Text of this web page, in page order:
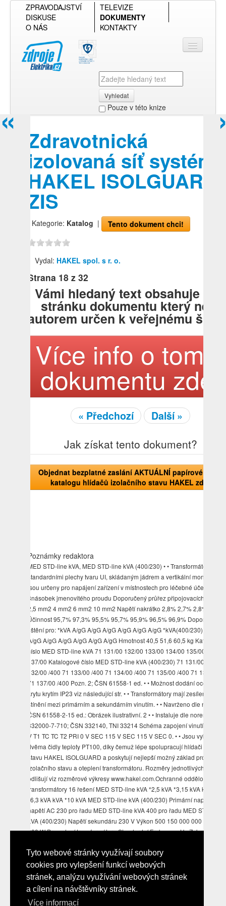
Tyto webové stránky využívají soubory
cookies pro vylepšení funkcí webových
stránek, analýzu využívání webových stránek
a cílení na návštěvníky stránek.
Více informací
ZPRAVODAJSTVÍ
TELEVIZE
DISKUSE
DOKUMENTY
O NÁS
KONTAKTY
Vyhledat
Pouze v této knize
Přehled podle firmy
Přehled podle obsahu
Zdravotnická
izolovaná síť systém
HAKEL ISOLGUARD
ZIS
| Kategorie: Katalog | Tento dokument chci!
Vydal: HAKEL spol. s r. o.
Strana 18z 32
«
Vámi hledaný text obsahuje tato
stránku dokumentu který není
autorem určen k veřejnému
Více info o tomto
dokumentu zde!
« Předchozí Další »
Jak získat tento dokument?
Objednat bezplatné zaslání AKTUÁLNÍ papírové verze
katalogu hlídačů izolačního stavu HAKEL zde!
Poznámky redaktora
MED STD-line kVA, MED STD-line kVA (400/230) • • Transformátory
standardními plechy tvaru UI, skládaným jádrem a vertikální montáží,
jsou určeny pro napájení zařízení v místnostech pro léčebné účely.
8násobek jmenovitého proudu Doporučený průřez připojovacích vodičů
2,5 mm2 4 mm2 6 mm2 10 mm2 Napětí nakrátko 2,8% 2,7% 2,8% 2,4%
Účinnost 95,7% 97,3% 95,5% 95,7% 95,9% 96,5% 96,9% Doporučené
jištění pro: *kVA A/gG A/gG A/gG A/gG A/gG A/gG *kVA(400/230) 12,5 A/
A/gG A/gG A/gG A/gG A/gG A/gG Hmotnost 40,5 51,6 60,5 kg Katalogové
číslo MED STD-line kVA 71 131/00 132/00 133/00 134/00 135/00 136/00
137/00 Katalogové číslo MED STD-line kVA (400/230) 71 131/00 /400 71
132/00 /400 71 133/00 /400 71 134/00 /400 71 135/00 /400 71 136/00 /
71 137/00 /400 Pozn. 2; ČSN 61558-1 ed. • • Možnost dodání ocelovém
krytu krytím IP23 viz následující str. • • Transformátory mají zesílenou
stínění mezi primárním a sekundárním vinutím. • • Navrženo dle norem:
ČSN 61558-2-15 ed.: Obrázek ilustrativní. 2 • • Instaluje dle norem: ČSN
332000-7-710; ČSN 332140, TNI 33214 Schéma zapojení vinutí S PRI
V T1 TC TC T2 PRI 0 V SEC 115 V SEC 115 V SEC 0. • • Jsou vybaveny
dvěma čidly teploty PT100, díky čemuž lépe spolupracují hlídači
stavu HAKEL ISOLGUARD a poskytují nejlepší možný základ pro měření
izolačního stavu a oteplení transformátoru. Rozměry jednotlivých typů
odlišují viz rozměrové výkresy www.hakel.com.Ochranné oddělovací
transformátory 16 řešení MED STD-line kVA *2,5 kVA *3,15 kVA kVA kVA
*6,3 kVA kVA *10 kVA MED STD-line kVA (400/230) Primární napájecí
napětí AC 230 pro řadu MED STD-line kVA 400 pro řadu MED STD-line
kVA (400/230) Napětí sekundáru 230 V Výkon 500 150 000 000 300 000
000 W Provedení transformátoru Standardní Frekvence Hz Zabudované
-25 °C Stupeň ochrany krytu IP00 Zapínací proud max. • • Vyrábí
napětí 230 230 nebo 400 230 frekvencí 50 Hz, krytím IP00, svorkami
třídou izolace (155 °C), maximální dovolenou teplotou okolí °C